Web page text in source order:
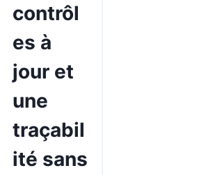
contrôl
es à
jour et
une
traçabil
ité sans